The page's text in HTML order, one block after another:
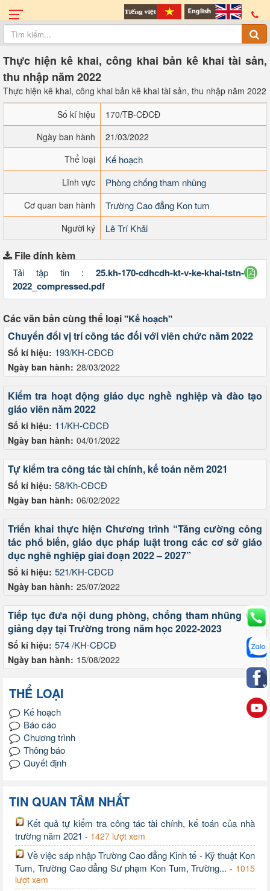
Thực hiện kê khai, công khai bản kê khai tài sản,
thu nhập năm 2022
Thực hiện kê khai, công khai bản kê khai tài sản, thu nhập năm 2022
Số kí hiệu
170/TB-CĐCĐ
Ngày ban hành
21/03/2022
Thể loại
Kế hoạch
Lĩnh vực Phòng chống tham nhũng
Cơ quan ban hành Trường Cao đẳng Kon tum
Người ký Lê Trí Khải
File đính kèm
Tải tập tin : 25.kh-170-cdhcdh-kt-v-ke-khai-tstn-
2022_compressed.pdf
Các văn bản cùng thể loại"Kế hoạch"
Số kí hiệu: 193/KH-CĐCĐ
Ngày ban hành: 28/03/2022
Chuyển đổi vị trí công tác đối với viên chức năm 2022
Số kí hiệu: 11/KH-CĐCĐ
Ngày ban hành: 04/01/2022
Kiểm tra hoạt động giáo dục nghề nghiệp và đào tạo
giáo viên năm 2022
Số kí hiệu: 58/Kh-CĐCĐ
Ngày ban hành: 06/02/2022
Tự kiểm tra công tác tài chính, kế toán nĕm 2021
Số kí hiệu: 521/KH-CĐCĐ
Ngày ban hành: 25/07/2022
Triển khai thực hiện Chương trình “Tăng cường công
tác phổ biến, giáo dục pháp luật trong các cơ sở giáo
dục nghề nghiệp giai đoạn 2022 – 2027”
Số kí hiệu: 574 /KH-CĐCĐ
Ngày ban hành: 15/08/2022
Tiếp tục đưa nội dung phòng, chống tham nhũng vào
giảng dạy tại Trường trong năm học 2022-2023
THỂ LOẠI
Kế hoạch
Báo cáo
Chương trình
Thông báo
Quyết định
TIN QUAN TÂM NHẤT
Kết quả tự kiểm tra công tác tài chính, kế toán của nhà
trường năm 2021 - 1427 lượt xem
Về việc sáp nhập Trường Cao đẳng Kinh tế - Kỹ thuật Kon
Tum, Trường Cao đẳng Sư phạm Kon Tum, Trường... - 1015
lượt xem